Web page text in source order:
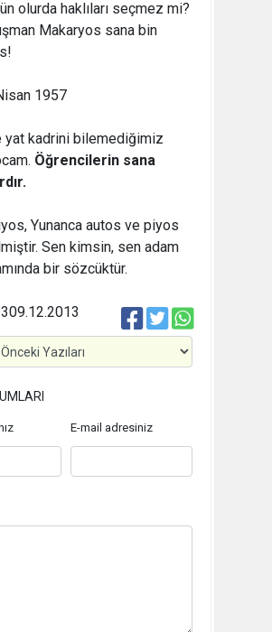
olurda haklıları seçmez mi?
Makaryos sana bin
1957
yat kadrini bilemediğimiz
Öğrencilerin sana
Yunanca autos ve piyos
Sen kimsin, sen adam
bir sözcüktür.
09.12.2013
E-mail adresiniz